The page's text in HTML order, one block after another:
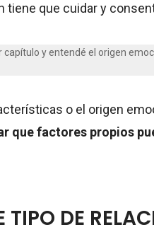
tiene que cuidar y
y entendé el origen
o el origen
que factores propios
TIPO DE